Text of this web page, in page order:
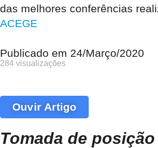
das melhores conferências
ACEGE
Publicado em 24/Março/2020
284 visualizações
Ouvir Artigo
Tomada de